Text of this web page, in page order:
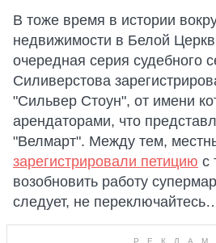
В тоже время в истории
недвижимости в Белой
очередная серия судебного
Силиверстова
"Сильвер Стоун", от имени
арендаторами, что
"Велмарт". Между тем,
зарегистрировали петицию с
возобновить работу
следует, не